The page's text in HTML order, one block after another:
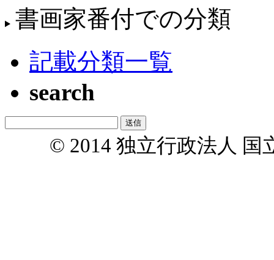
書画家番付での分類
記載分類一覧
search
© 2014 独立行政法人 国